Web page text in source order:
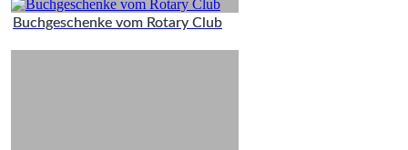
Buchgeschenke vom Rotary Club